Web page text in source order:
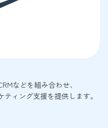
などを組み合わせ、
ィング支援を提供します。